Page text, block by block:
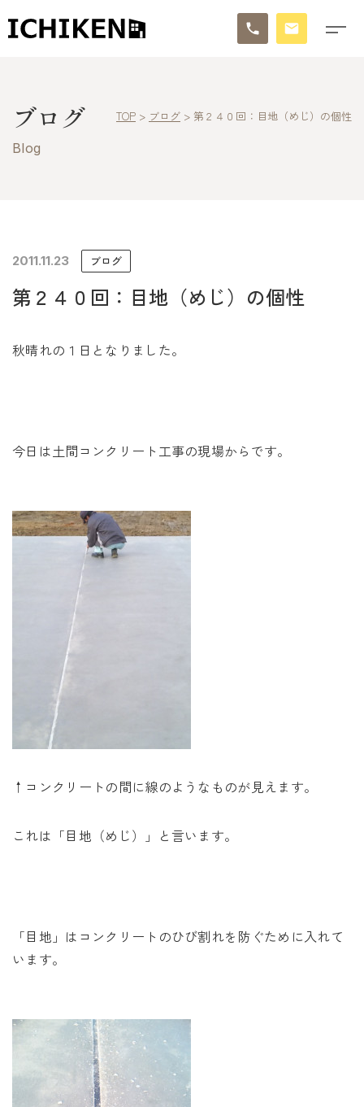
ブログ
イチケンの家づくり
モデルハウス
Tel. 0257-27-2157
ブログ
Blog
TOP > ブログ > 第２４０回：目地（めじ）の個性
2011.11.23 ブログ
第２４０回：目地（めじ）の個性
秋晴れの１日となりました。
今日は土間コンクリート工事の現場からです。
↑コンクリートの間に線のようなものが見えます。
これは「目地（めじ）」と言います。
「目地」はコンクリートのひび割れを防ぐために入れて
います。